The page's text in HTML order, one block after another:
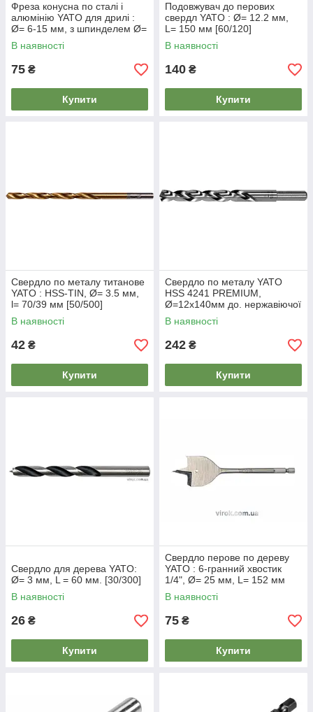
Фреза конусна по сталі і
алюмінію YATO для дрилі :
Ø= 6-15 мм, з шпинделем Ø=
6 мм [10/120]
В наявності
75 ₴
Купити
Подовжувач до перових
свердл YATO : Ø= 12.2 мм,
L= 150 мм [60/120]
В наявності
140 ₴
Купити
Свердло по металу титанове
YATO : HSS-TIN, Ø= 3.5 мм,
l= 70/39 мм [50/500]
В наявності
42 ₴
Купити
Свердло по металу YATO
HSS 4241 PREMIUM,
Ø=12х140мм до. нержавіючої
і високолегов. сталі, литва
[50]
В наявності
242 ₴
Купити
Свердло для дерева YATO:
Ø= 3 мм, L = 60 мм. [30/300]
В наявності
26 ₴
Купити
Свердло перове по дереву
YATO : 6-гранний хвостик
1/4", Ø= 25 мм, L= 152 мм
[50/300]
В наявності
75 ₴
Купити